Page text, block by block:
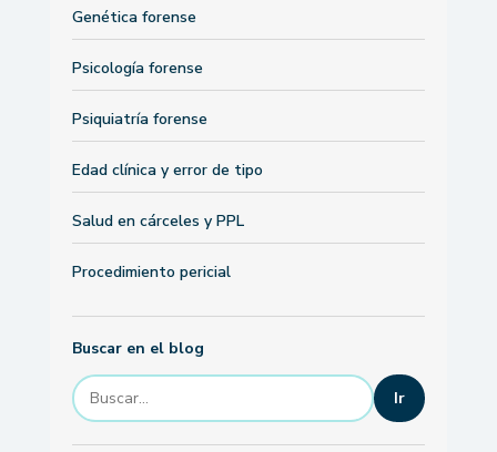
Genética forense
Psicología forense
Psiquiatría forense
Edad clínica y error de tipo
Salud en cárceles y PPL
Procedimiento pericial
Buscar en el blog
Ir